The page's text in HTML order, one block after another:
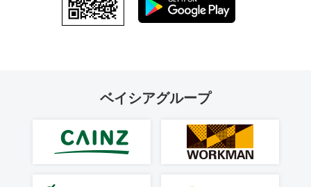
ベイシアグループ